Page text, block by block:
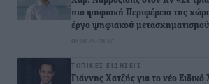
πιο ψηφιακή Περιφέρεια της
έργο ψηφιακού μετασχηματισμού
08.08.26 · 18:37
ΤΟΠΙΚΈΣ ΕΙΔΉΣΕΙΣ
Γιάννης Χατζής για το νέο Ειδικό